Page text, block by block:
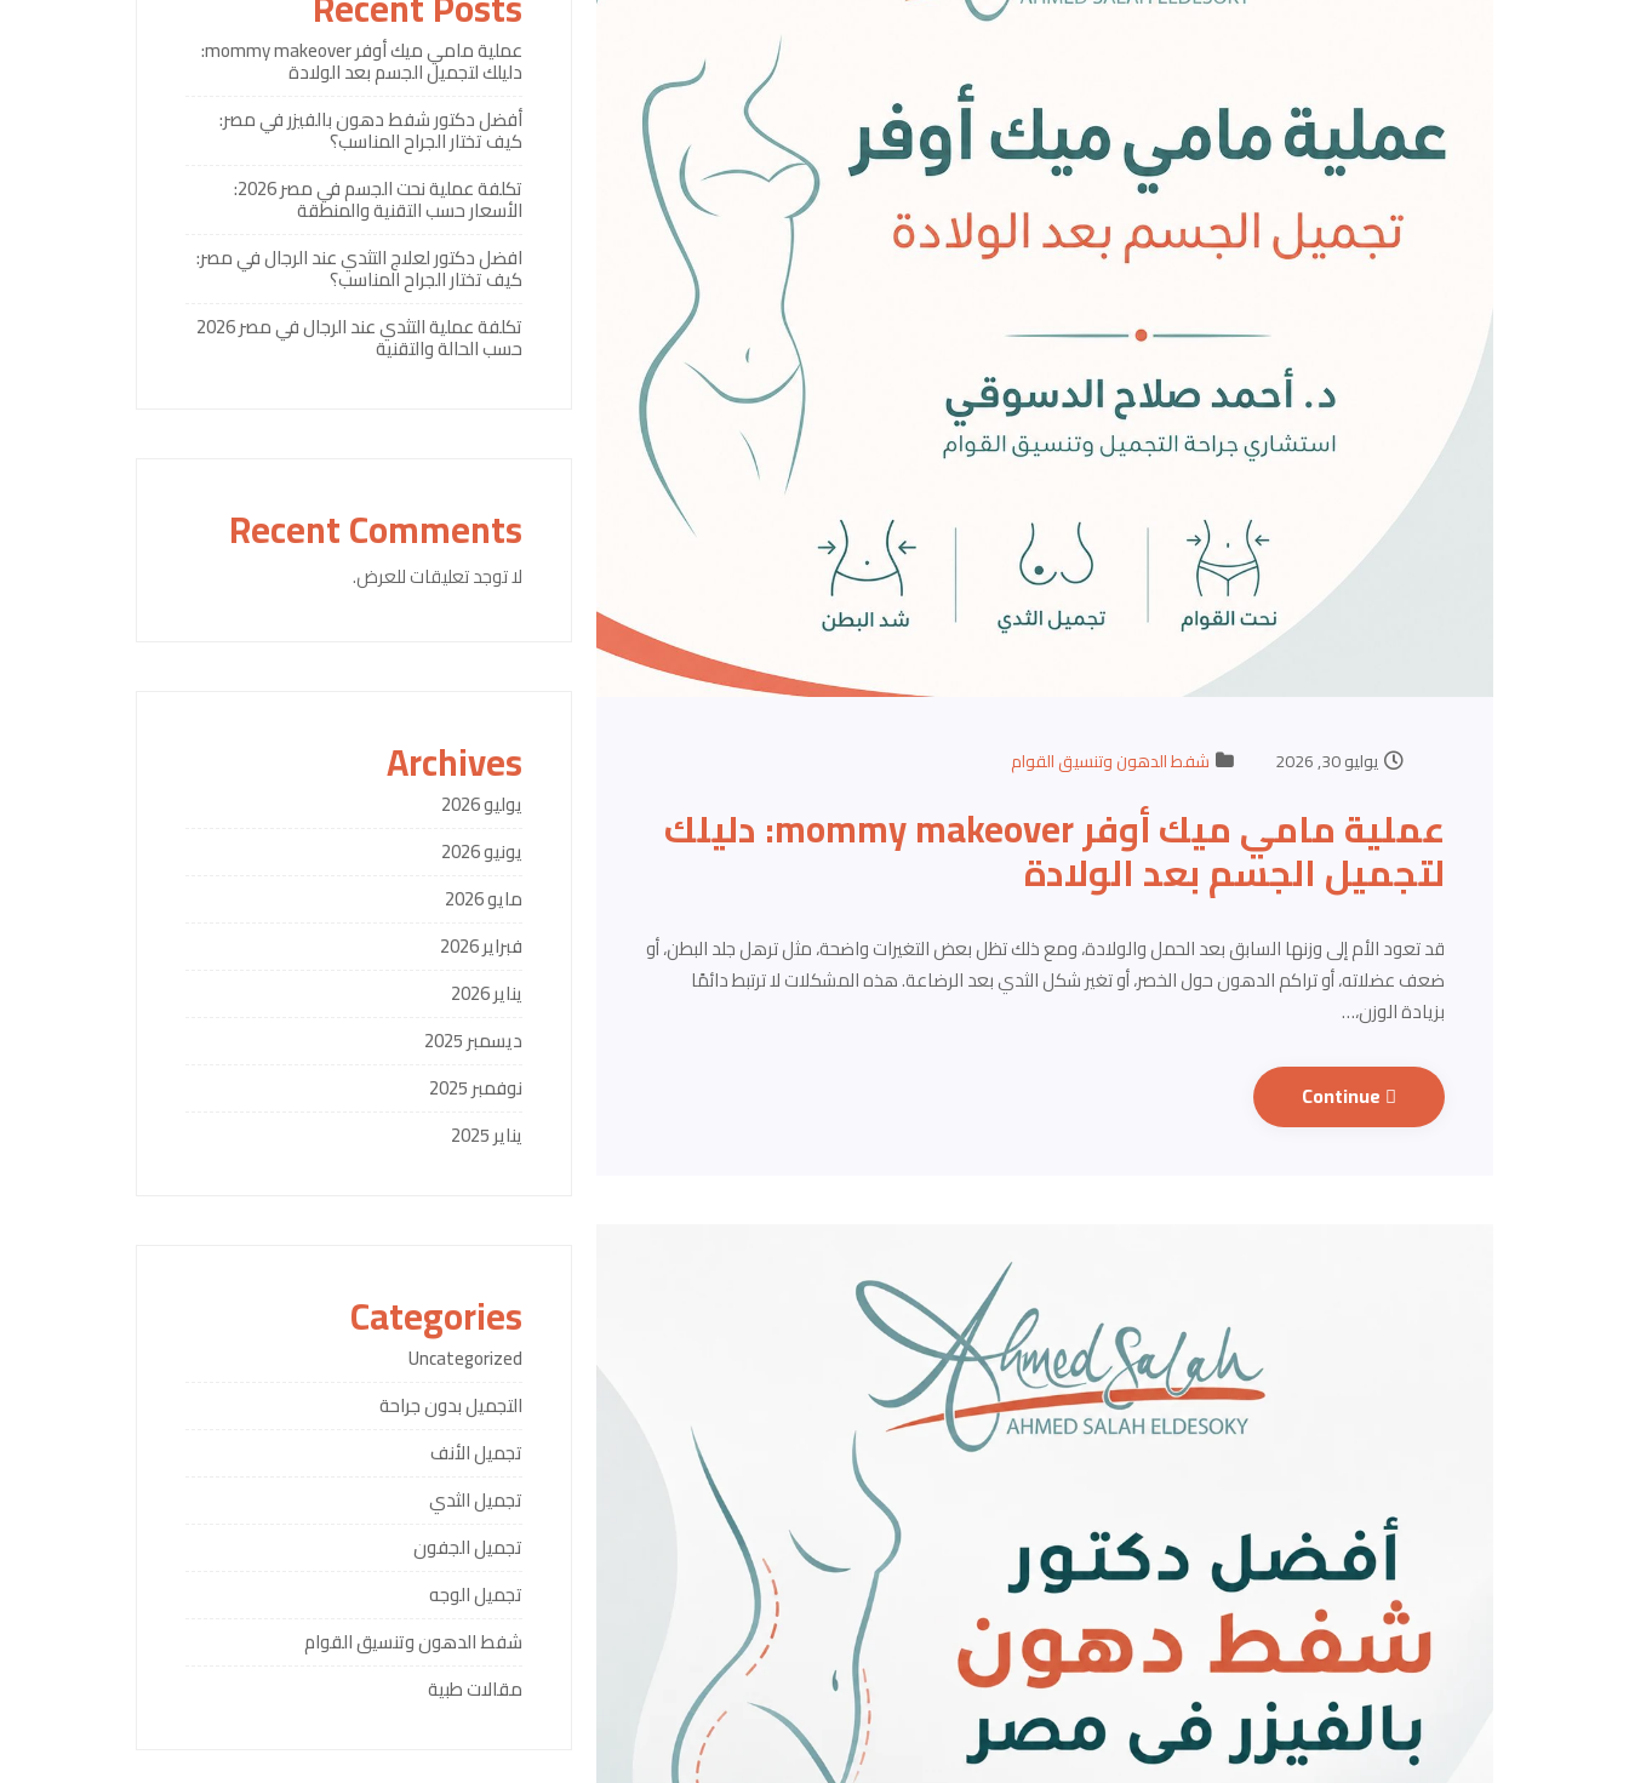
يوليو 30, 2026 شفط الدهون وتنسيق القوام
عملية مامي ميك أوفر mommy makeover: دليلك
لتجميل الجسم بعد الولادة
قد تعود الأم إلى وزنها السابق بعد الحمل والولادة، ومع ذلك تظل بعض التغيرات واضحة، مثل ترهل جلد البطن، أو
ضعف عضلاته، أو تراكم الدهون حول الخصر، أو تغير شكل الثدي بعد الرضاعة. هذه المشكلات لا ترتبط دائمًا
بزيادة الوزن،…
Continue
عملية مامي ميك أوفر mommy makeover:
دليلك لتجميل الجسم بعد الولادة
أفضل دكتور شفط دهون بالفيزر في مصر:
كيف تختار الجراح المناسب؟
تكلفة عملية نحت الجسم في مصر 2026:
الأسعار حسب التقنية والمنطقة
افضل دكتور لعلاج التثدي عند الرجال في مصر:
كيف تختار الجراح المناسب؟
تكلفة عملية التثدي عند الرجال في مصر 2026
حسب الحالة والتقنية
Recent Comments
لا توجد تعليقات للعرض.
Archives
يوليو 2026
يونيو 2026
مايو 2026
فبراير 2026
يناير 2026
ديسمبر 2025
نوفمبر 2025
يناير 2025
Categories
Uncategorized
التجميل بدون جراحة
تجميل الأنف
تجميل الثدي
تجميل الجفون
تجميل الوجه
شفط الدهون وتنسيق القوام
مقالات طبية